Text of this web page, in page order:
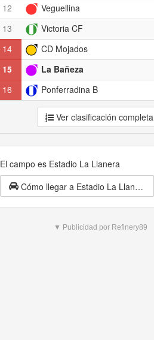
12
Veguellina
13
Victoria CF
14
CD Mojados
15
La Bañeza
16
Ponferradina B
Ver clasificación completa
El campo es Estadio La Llanera
Cómo llegar a Estadio La Llanera
▼ Publicidad por Refinery89